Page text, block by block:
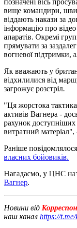
вище командири,
віддають накази за
інформацію про
апаратів. Окремі
прямувати за
вогневої підтримки,
Як вважають у
відхилилися від
загрожує розстріл.
"Ця жорстока
активів Вагнера -
рахунок доступніших
витратний матеріал",
Раніше
власних бойовиків.
Нагадаємо, у ЦНС
Вагнер.
Новини від
наш канал https://